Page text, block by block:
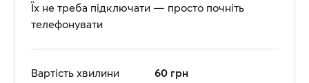
Їх не треба підключати — просто почніть
телефонувати
Вартість хвилини 60 грн